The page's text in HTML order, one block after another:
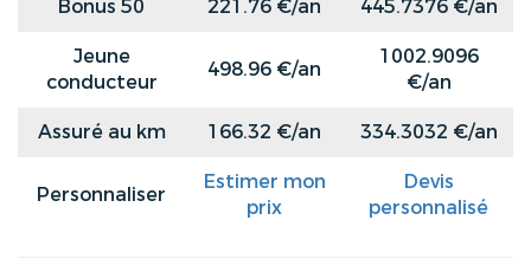
Bonus 50
221.76 €/an
445.7376 €/an
Jeune
conducteur
498.96 €/an
1002.9096
€/an
Assuré au km
166.32 €/an 334.3032 €/an
Personnaliser
Estimer mon
prix
Devis
personnalisé